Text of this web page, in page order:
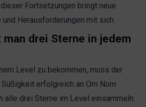
Fortsetzungen bringt neue
Herausforderungen mit sich.
drei Sterne in jedem
Level zu bekommen, muss der
erfolgreich an Om Nom
alle drei Sterne im Level einsammeln.